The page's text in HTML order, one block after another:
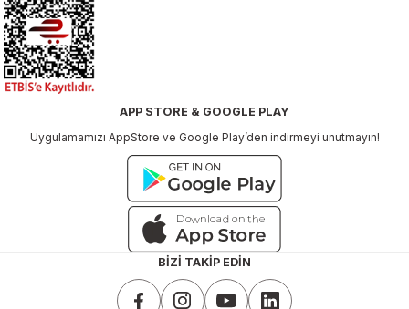
APP STORE & GOOGLE PLAY
Uygulamamızı AppStore ve Google Play’den indirmeyi unutmayın!
BİZİ TAKİP EDİN